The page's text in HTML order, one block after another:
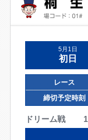
5月1日
初日
レース
締切予定時刻
ドリーム戦